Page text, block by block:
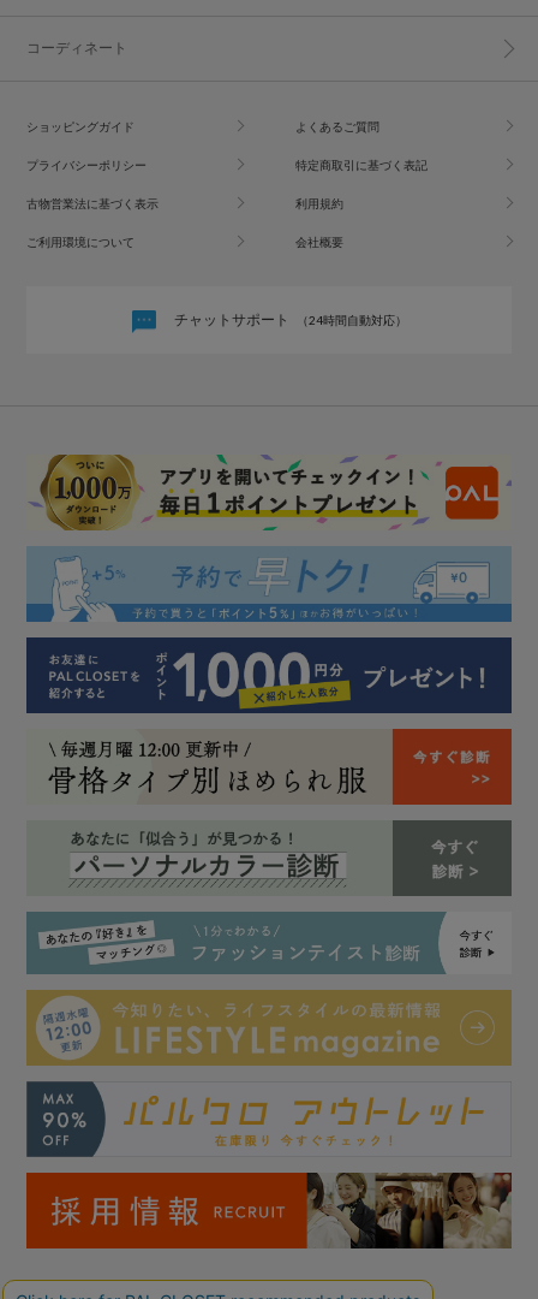
コーディネート
ショッピングガイド よくあるご質問
プライバシーポリシー 特定商取引に基づく表記
古物営業法に基づく表示 利用規約
ご利用環境について 会社概要
チャットサポート （24時間自動対応）